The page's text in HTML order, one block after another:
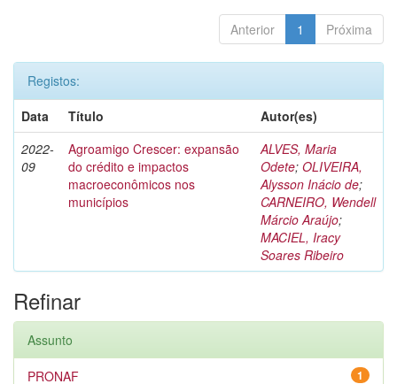
Anterior 1 Próxima
Registos:
Data
Título
Autor(es)
2022-
09
Agroamigo Crescer: expansão
do crédito e impactos
macroeconômicos nos
municípios
ALVES, Maria
Odete; OLIVEIRA,
Alysson Inácio de;
CARNEIRO, Wendell
Márcio Araújo;
MACIEL, Iracy
Soares Ribeiro
Refinar
Assunto
1
PRONAF